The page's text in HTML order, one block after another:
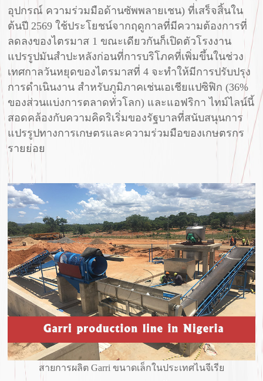
อุปกรณ์ ความร่วมมือด้านซัพพลายเชน) ที่เสร็จสิ้นใน
ต้นปี 2569 ใช้ประโยชน์จากฤดูกาลที่มีความต้องการที่
ลดลงของไตรมาส 1 ขณะเดียวกันก็เปิดตัวโรงงาน
แปรรูปมันสำปะหลังก่อนที่การบริโภคที่เพิ่มขึ้นในช่วง
เทศกาลวันหยุดของไตรมาสที่ 4 จะทำให้มีการปรับปรุง
การดำเนินงาน สำหรับภูมิภาคเช่นเอเชียแปซิฟิก (36%
ของส่วนแบ่งการตลาดทั่วโลก) และแอฟริกา ไทม์ไลน์นี้
สอดคล้องกับความคิดริเริ่มของรัฐบาลที่สนับสนุนการ
แปรรูปทางการเกษตรและความร่วมมือของเกษตรกร
รายย่อย
สายการผลิต Garri ขนาดเล็กในประเทศไนจีเรีย